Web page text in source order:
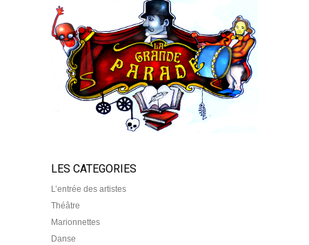
LES CATEGORIES
L’entrée des artistes
Théâtre
Marionnettes
Danse